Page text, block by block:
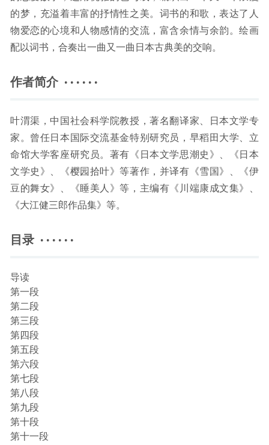
的梦，充溢着丰富的抒情性之美。词书的和歌，表达了人
物爱恋的心境和人物感情的交流，富含余情与余韵。绘画
配以词书，合奏出一曲又一曲日本古典美的交响。
作者简介 · · · · · ·
叶渭渠，中国社会科学院教授，著名翻译家、日本文学专
家。曾任日本国际交流基金特别研究员，早稻田大学、立
命馆大学客座研究员。著有《日本文学思潮史》、《日本
文学史》、《樱园拾叶》等著作，并译有《雪国》、《伊
豆的舞女》、《睡美人》等，主编有《川端康成文集》、
《大江健三郎作品集》等。
目录 · · · · · ·
导读
第一段
第二段
第三段
第四段
第五段
第六段
第七段
第八段
第九段
第十段
第十一段